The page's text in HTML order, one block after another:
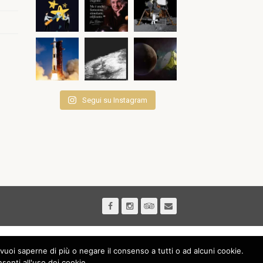
Segui su Instagram
saperne di più o negare il consenso a tutti o ad alcuni cookie.